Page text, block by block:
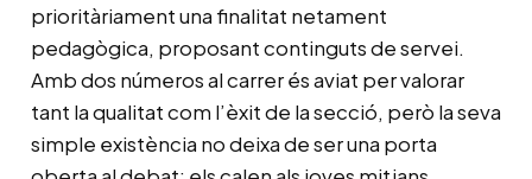
prioritàriament una finalitat netament
pedagògica, proposant continguts de servei.
Amb dos números al carrer és aviat per valorar
tant la qualitat com l’èxit de la secció, però la seva
simple existència no deixa de ser una porta